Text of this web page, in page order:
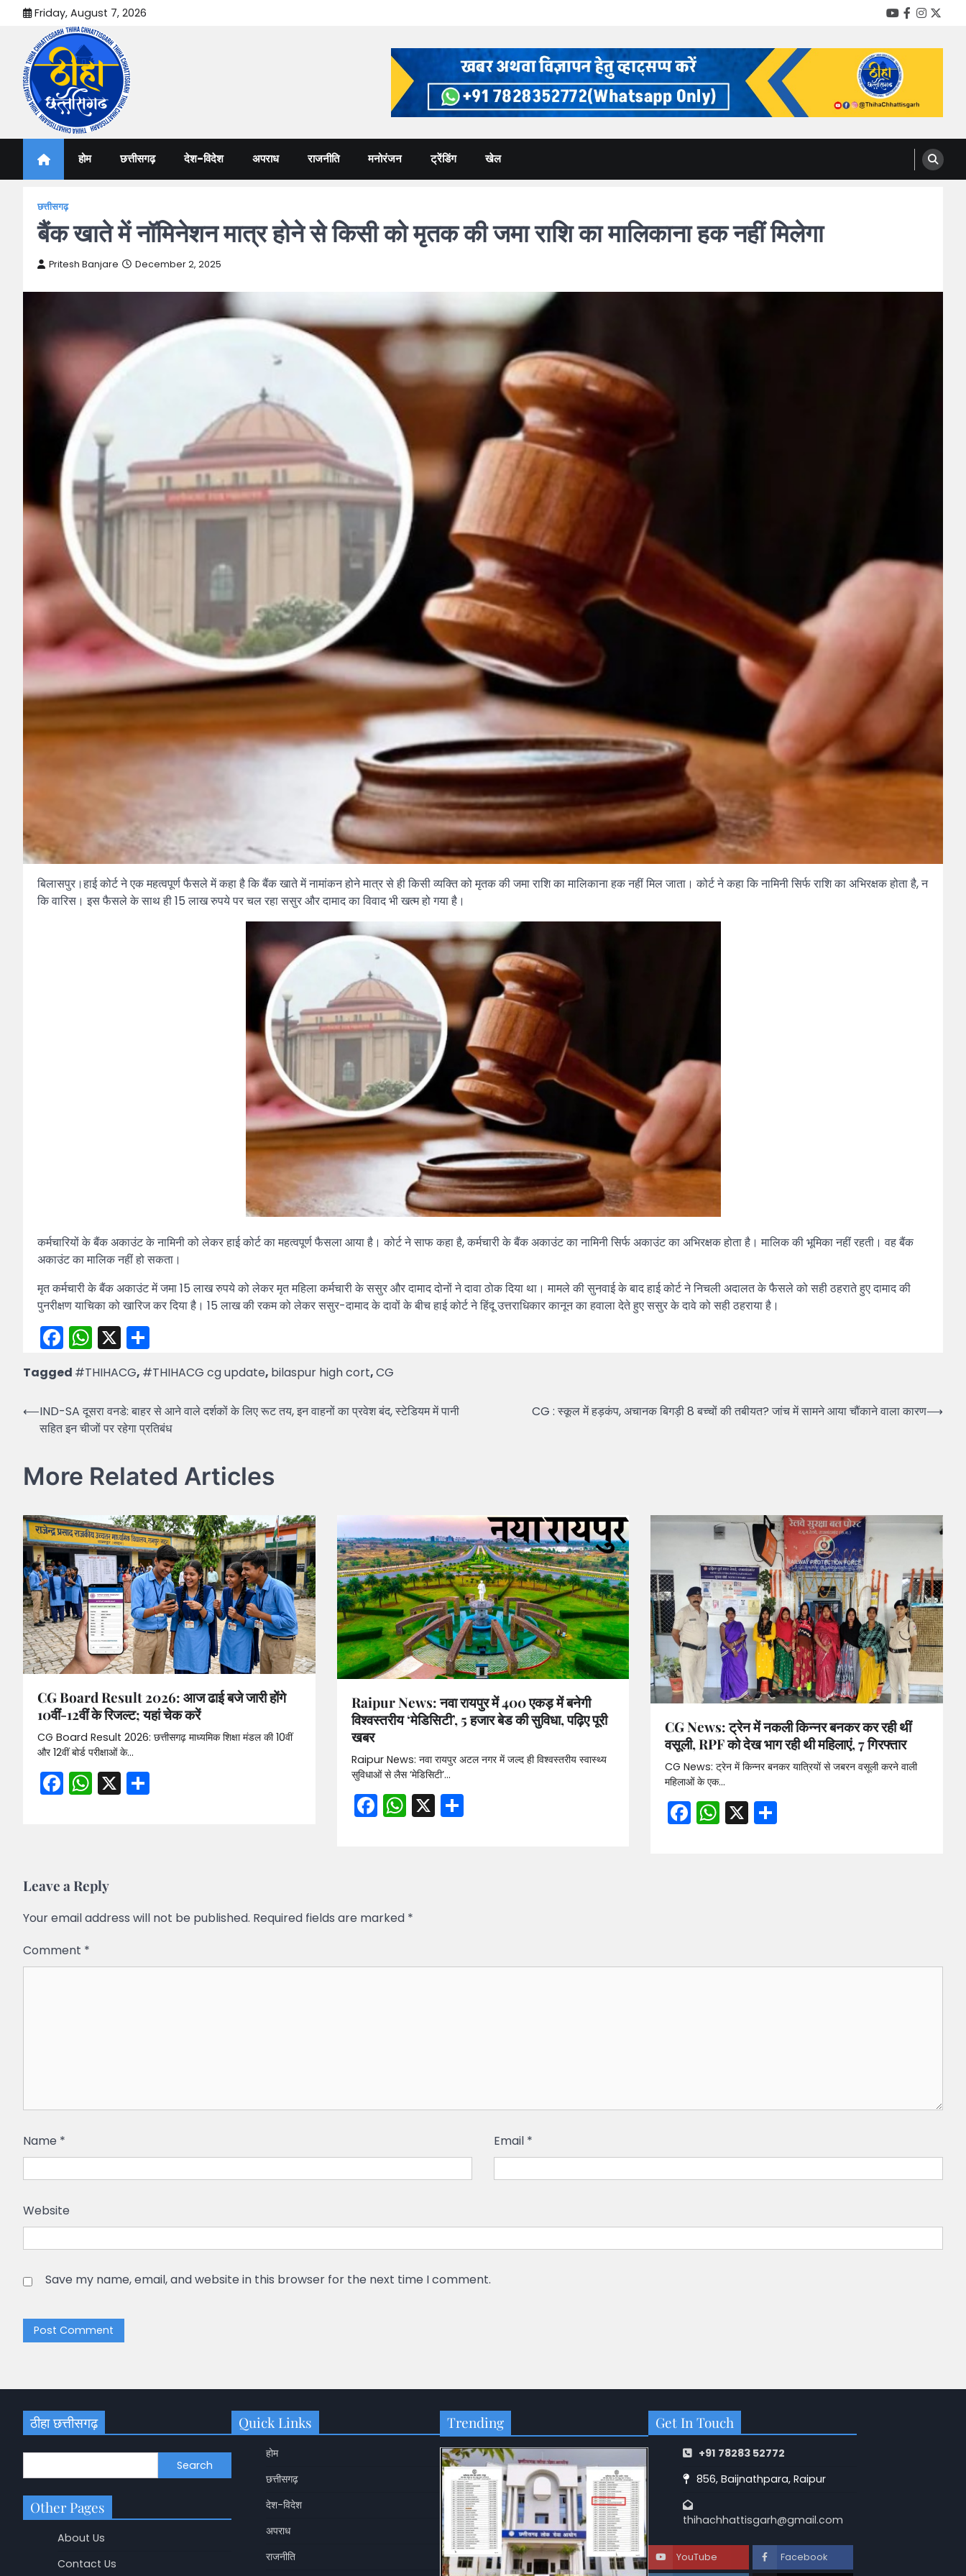
content
Friday, August 7, 2026 YouTube
Facebook
Thiha Chhattisgarh
होम छत्तीसगढ़ देश-विदेश अपराध राजनीति मनोरंजन ट्रेंडिंग खेल
छत्तीसगढ़
बैंक खाते में नॉमिनेशन मात्र होने से किसी को मृतक की जमा राशि का मालिकाना हक नहीं मिलेगा
Pritesh Banjare December 2, 2025
बिलासपुर।हाई कोर्ट ने एक महत्वपूर्ण फैसले में कहा है कि बैंक खाते में नामांकन होने मात्र से ही किसी व्यक्ति को मृतक की जमा राशि का मालिकाना हक नहीं मिल जाता। कोर्ट ने कहा कि नामिनी सिर्फ राशि का अभिरक्षक होता है, न
कि वारिस। इस फैसले के साथ ही 15 लाख रुपये पर चल रहा ससुर और दामाद का विवाद भी खत्म हो गया है।
कर्मचारियों के बैंक अकाउंट के नामिनी को लेकर हाई कोर्ट का महत्वपूर्ण फैसला आया है। कोर्ट ने साफ कहा है, कर्मचारी के बैंक अकाउंट का नामिनी सिर्फ अकाउंट का अभिरक्षक होता है। मालिक की भूमिका नहीं रहती। वह बैंक
अकाउंट का मालिक नहीं हो सकता।
मृत कर्मचारी के बैंक अकाउंट में जमा 15 लाख रुपये को लेकर मृत महिला कर्मचारी के ससुर और दामाद दोनों ने दावा ठोक दिया था। मामले की सुनवाई के बाद हाई कोर्ट ने निचली अदालत के फैसले को सही ठहराते हुए दामाद की
पुनरीक्षण याचिका को खारिज कर दिया है। 15 लाख की रकम को लेकर ससुर-दामाद के दावों के बीच हाई कोर्ट ने हिंदू उत्तराधिकार कानून का हवाला देते हुए ससुर के दावे को सही ठहराया है।
Facebook
WhatsApp
X
Tagged #THIHACG, #THIHACG cg update, bilaspur high cort,CG
Post
navigation
⟵IND-SA दूसरा वनडे: बाहर से आने वाले दर्शकों के लिए रूट तय, इन वाहनों का प्रवेश बंद, स्टेडियम में पानी
सहित इन चीजों पर रहेगा प्रतिबंध
CG : स्कूल में हड़कंप, अचानक बिगड़ी 8 बच्चों की तबीयत? जांच में सामने आया चौंकाने वाला कारण⟶
More Related Articles
CG Board Result 2026: आज ढाई बजे जारी होंगे
10वीं-12वीं के रिजल्ट; यहां चेक करें
CG Board Result 2026: छत्तीसगढ़ माध्यमिक शिक्षा मंडल की 10वीं
और 12वीं बोर्ड परीक्षाओं के…
Facebook
WhatsApp
X
Raipur News: नवा रायपुर में 400 एकड़ में बनेगी
विश्वस्तरीय ‘मेडिसिटी’, 5 हजार बेड की सुविधा, पढ़िए पूरी
खबर
Raipur News: नवा रायपुर अटल नगर में जल्द ही विश्वस्तरीय स्वास्थ्य
सुविधाओं से लैस ‘मेडिसिटी’…
Facebook
WhatsApp
X Share
CG News: ट्रेन में नकली किन्नर बनकर कर रही थीं
वसूली, RPF को देख भाग रही थी महिलाएं, 7 गिरफ्तार
CG News: ट्रेन में किन्नर बनकर यात्रियों से जबरन वसूली करने वाली
महिलाओं के एक…
Facebook
WhatsApp
X
Leave a Reply
Your email address will not be published. Required fields are marked *
Comment *
Name * Email *
Website
Save my name, email, and website in this browser for the next time I comment.
ठीहा छत्तीसगढ़
Search
Other Pages
About Us
Contact Us
Quick Links
होम
छत्तीसगढ़
देश-विदेश
अपराध
राजनीति
Trending Get In Touch
+91 78283 52772
856, Baijnathpara, Raipur
thihachhattisgarh@gmail.com
YouTube Facebook